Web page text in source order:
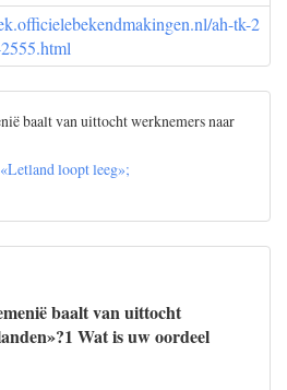
ah-tk-2
baalt van uittocht werknemers naar
loopt leeg»;
baalt van uittocht
Wat is uw oordeel